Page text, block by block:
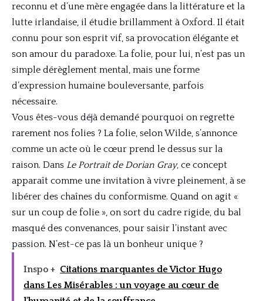
reconnu et d’une mère engagée dans la littérature et la
lutte irlandaise, il étudie brillamment à Oxford. Il était
connu pour son esprit vif, sa provocation élégante et
son amour du paradoxe. La folie, pour lui, n’est pas un
simple dérèglement mental, mais une forme
d’expression humaine bouleversante, parfois
nécessaire.
Vous êtes-vous déjà demandé pourquoi on regrette
rarement nos folies ? La folie, selon Wilde, s’annonce
comme un acte où le cœur prend le dessus sur la
raison. Dans Le Portrait de Dorian Gray, ce concept
apparaît comme une invitation à vivre pleinement, à se
libérer des chaînes du conformisme. Quand on agit «
sur un coup de folie », on sort du cadre rigide, du bal
masqué des convenances, pour saisir l’instant avec
passion. N’est-ce pas là un bonheur unique ?
Inspo + Citations marquantes de Victor Hugo
dans Les Misérables : un voyage au cœur de